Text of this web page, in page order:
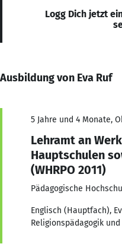
Logg Dich jetzt
Ausbildung von Eva Ruf
5 Jahre und 4 Monate,
Lehramt an
Hauptschulen
(WHRPO 2011)
Pädagogische
Englisch (Hauptfach),
Religionspädagogik